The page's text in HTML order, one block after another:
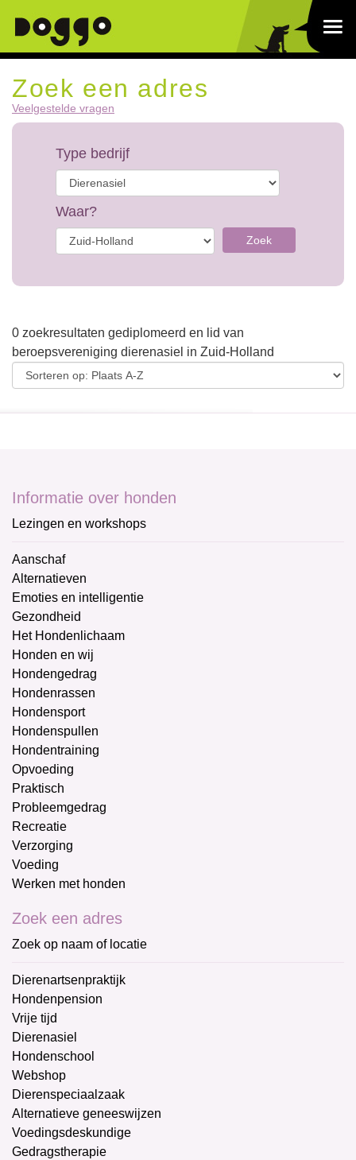
Zoek een adres
Veelgestelde vragen
Type bedrijf
Waar?
Zoek
0 zoekresultaten gediplomeerd en lid van
beroepsvereniging dierenasiel in Zuid-Holland
Informatie over honden
Lezingen en workshops
Aanschaf
Alternatieven
Emoties en intelligentie
Gezondheid
Het Hondenlichaam
Honden en wij
Hondengedrag
Hondenrassen
Hondensport
Hondenspullen
Hondentraining
Opvoeding
Praktisch
Probleemgedrag
Recreatie
Verzorging
Voeding
Werken met honden
Zoek een adres
Zoek op naam of locatie
Dierenartsenpraktijk
Hondenpension
Vrije tijd
Dierenasiel
Hondenschool
Webshop
Dierenspeciaalzaak
Alternatieve geneeswijzen
Voedingsdeskundige
Gedragstherapie